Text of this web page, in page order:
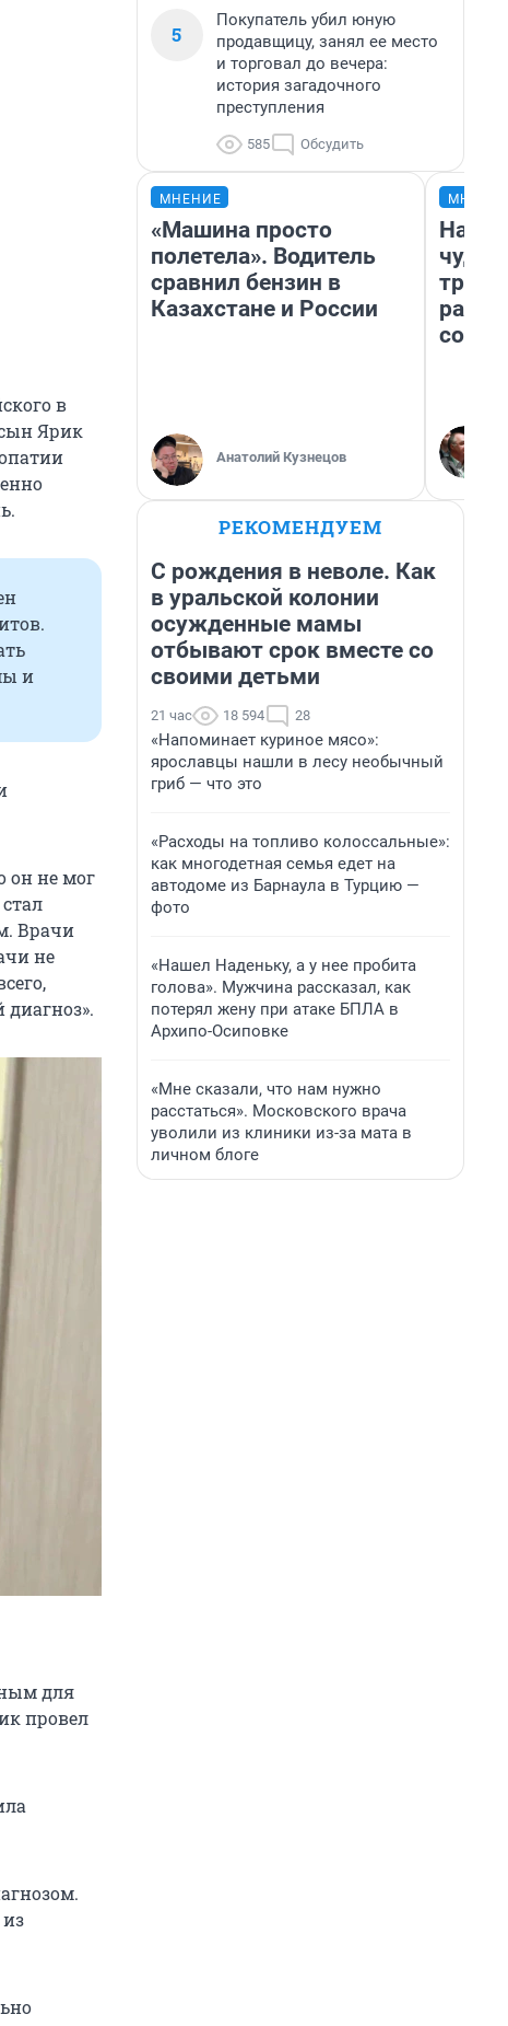
в
Ярик
и
он не мог
Врачи
не
диагноз».
для
провел
5
Покупатель убил юную
продавщицу, занял ее место
и торговал до вечера:
история загадочного
преступления
585 Обсудить
МНЕНИЕ
«Машина просто
полетела». Водитель
сравнил бензин в
Казахстане и России
Анатолий Кузнецов
РЕКОМЕНДУЕМ
С рождения в неволе. Как
в уральской колонии
осужденные мамы
отбывают срок вместе со
своими детьми
21 час 18 594 28
«Напоминает куриное мясо»:
ярославцы нашли в лесу необычный
гриб — что это
«Расходы на топливо колоссальные»:
как многодетная семья едет на
автодоме из Барнаула в Турцию —
фото
«Нашел Наденьку, а у нее пробита
голова». Мужчина рассказал, как
потерял жену при атаке БПЛА в
Архипо-Осиповке
«Мне сказали, что нам нужно
расстаться». Московского врача
уволили из клиники из-за мата в
личном блоге